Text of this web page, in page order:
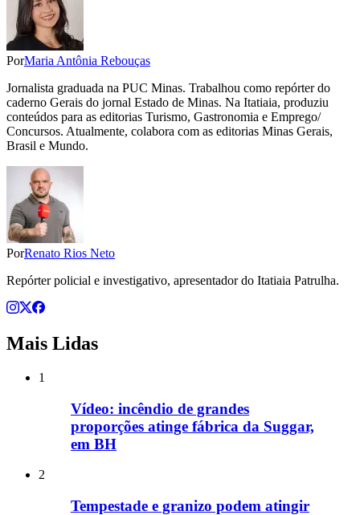
PorMaria Antônia Rebouças
Jornalista graduada na PUC Minas. Trabalhou como repórter do
caderno Gerais do jornal Estado de Minas. Na Itatiaia, produziu
conteúdos para as editorias Turismo, Gastronomia e Emprego/
Concursos. Atualmente, colabora com as editorias Minas Gerais,
Brasil e Mundo.
PorRenato Rios Neto
Repórter policial e investigativo, apresentador do Itatiaia Patrulha.
Mais Lidas
1
Vídeo: incêndio de grandes
proporções atinge fábrica da Suggar,
em BH
2
Tempestade e granizo podem atingir